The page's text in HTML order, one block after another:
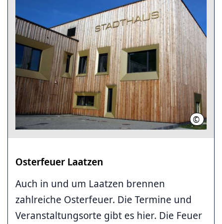
©
Osterfeuer Laatzen
Auch in und um Laatzen brennen
zahlreiche Osterfeuer. Die Termine und
Veranstaltungsorte gibt es hier. Die Feuer